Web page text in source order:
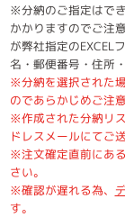
※分納のご指定はで
かかりますのでご注
が弊社指定のEXCEL
名・郵便番号・住所
※分納を選択された
のであらかじめご注
※作成された分納リ
ドレスメールにてご
※注文確定直前にあ
さい。
※確認が遅れる為、
す。